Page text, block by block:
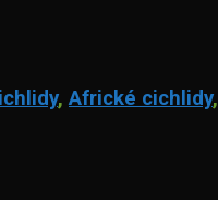
,Africké cichlidy,